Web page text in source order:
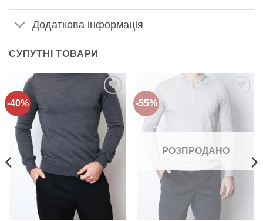
Додаткова інформація
СУПУТНІ ТОВАРИ
-40%
Додати
до
списку
бажань!
-55%
Додати
РОЗПРОДАНО